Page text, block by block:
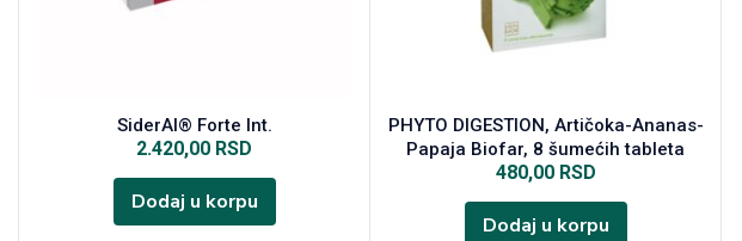
SiderAl® Forte Int.
2.420,00 RSD
Dodaj u korpu
PHYTO DIGESTION, Artičoka-Ananas-
Papaja Biofar, 8 šumećih tableta
480,00 RSD
Dodaj u korpu